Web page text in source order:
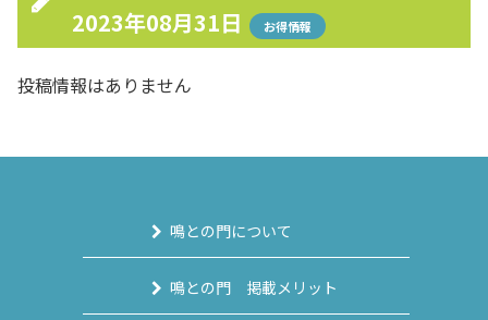
2023年08月31日
お得情報
投稿情報はありません
鳴との門について
鳴との門 掲載メリット